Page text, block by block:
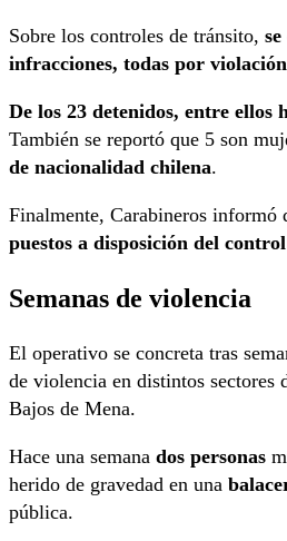
Sobre los controles de tránsito,
infracciones, todas por
De los 23 detenidos, entre ellos
También se reportó que 5 son
de nacionalidad chilena.
Finalmente, Carabineros informó
puestos a disposición del
Semanas de violencia
El operativo se concreta tras
de violencia en distintos sectores
Bajos de Mena.
Hace una semana dos personas
herido de gravedad en una
pública.